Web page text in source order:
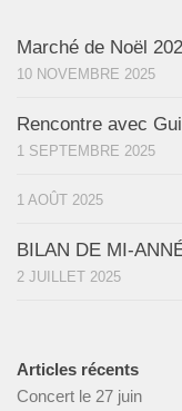
Marché de Noël
10 NOVEMBRE 2025
Rencontre avec
1 SEPTEMBRE 2025
1 AOÛT 2025
BILAN DE MI-
2 JUILLET 2025
Articles récents
Concert le 27 juin